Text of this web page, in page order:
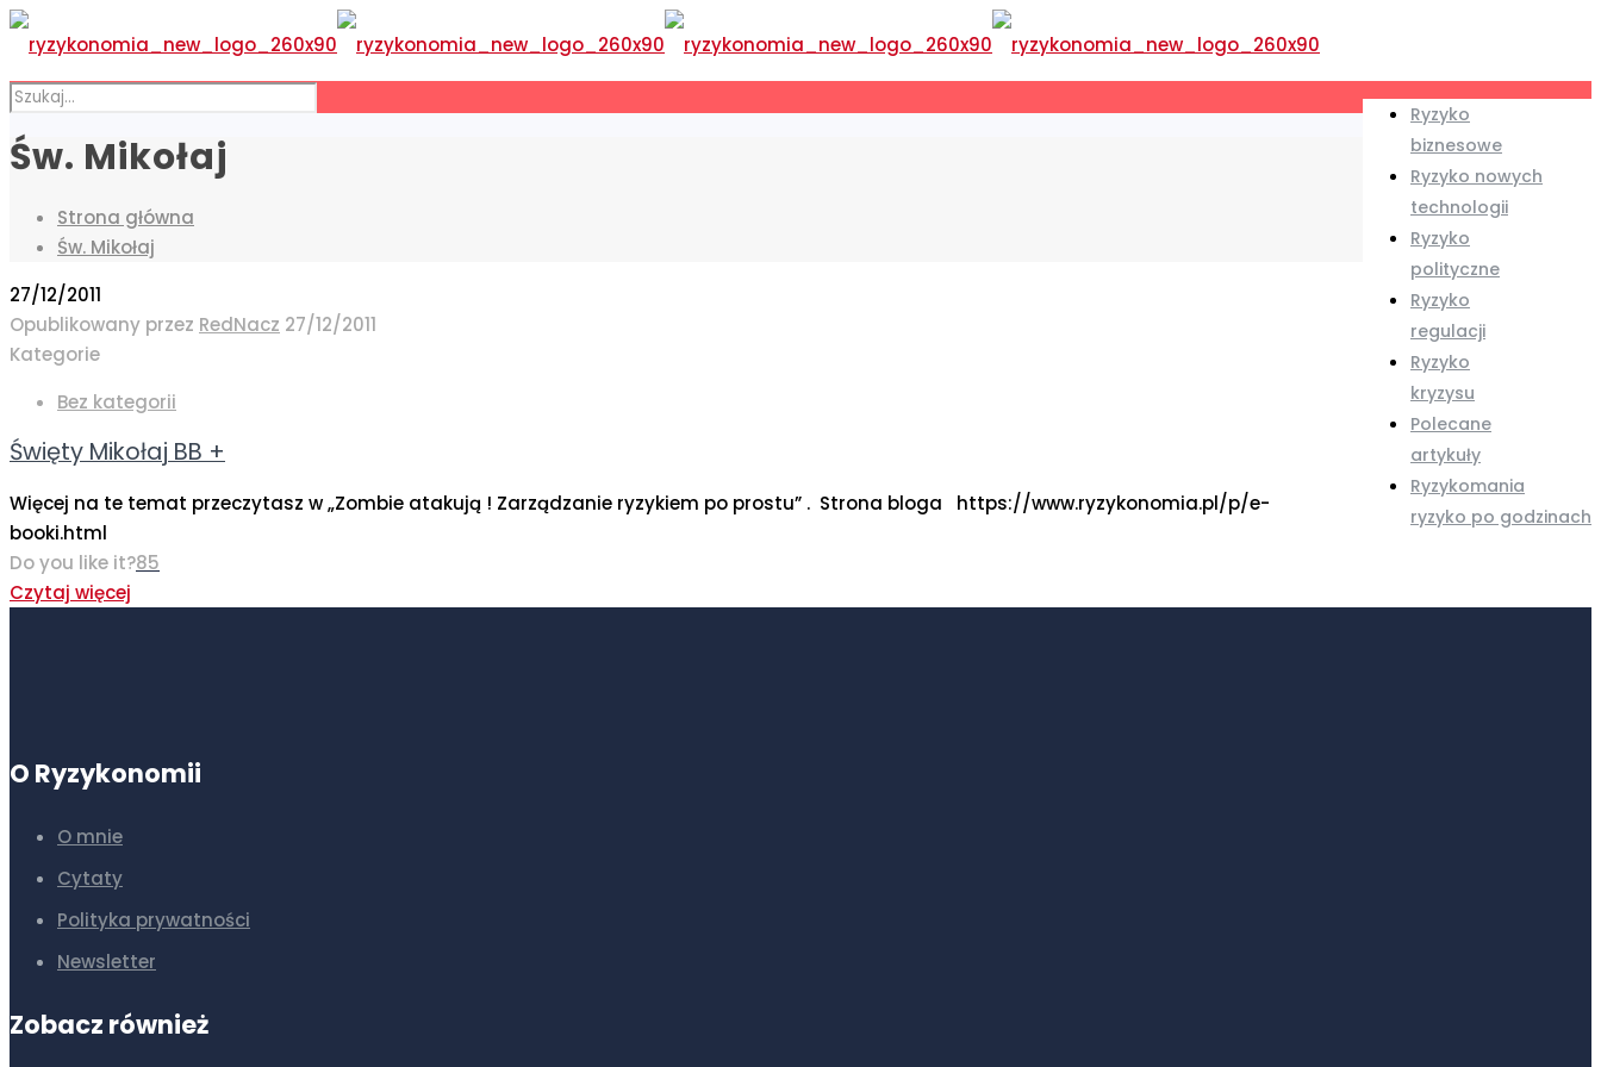
Ryzyko
biznesowe
Ryzyko nowych
technologii
Ryzyko
polityczne
Ryzyko
regulacji
Ryzyko
kryzysu
Polecane
artykuły
Ryzykomania
ryzyko po godzinach
Św. Mikołaj
Strona główna
Św. Mikołaj
27/12/2011
Opublikowany przez RedNacz 27/12/2011
Kategorie
Bez kategorii
Święty Mikołaj BB +
Więcej na te temat przeczytasz w „Zombie atakują ! Zarządzanie ryzykiem po prostu” . Strona bloga https://www.ryzykonomia.pl/p/e-
booki.html
Do you like it?85
Czytaj więcej
O Ryzykonomii
O mnie
Cytaty
Polityka prywatności
Newsletter
Zobacz również